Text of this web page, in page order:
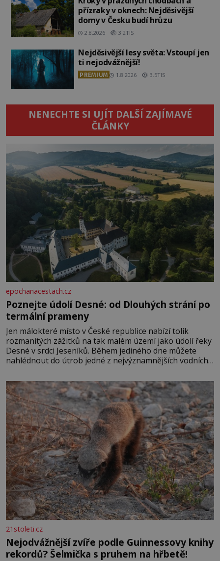
přízraky v oknech: Nejděsivější
domy v Česku budí hrůzu
2.8.2026 3.2TIS
Nejděsivější lesy světa: Vstoupí jen
ti nejodvážnější!
PREMIUM 1.8.2026 3.5TIS
NENECHTE SI UJÍT DALŠÍ ZAJÍMAVÉ
ČLÁNKY
epochanacestach.cz
Poznejte údolí Desné: od Dlouhých strání po
termální prameny
Jen málokteré místo v České republice nabízí tolik
rozmanitých zážitků na tak malém území jako údolí řeky
Desné v srdci Jeseníků. Během jediného dne můžete
nahlédnout do útrob jedné z nejvýznamnějších vodních
se na koloběžce a den zakončit poznáváním památek ve
Velkých Losinách nebo v termálním
21stoleti.cz
Nejodvážnější zvíře podle Guinnessovy knihy
rekordů? Šelmička s pruhem na hřbetě!